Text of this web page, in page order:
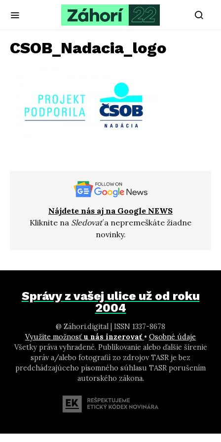
CSOB_Nadacia_logo
Nájdete nás aj na Google NEWS
Kliknite na Sledovaťa nepremeškáte žiadne
novinky.
Správy z vašej ulice už od roku
2004
@ Záhori.digital | ISSN 1337-8678
Využite možnosť u nás inzerovať • Osobné údaje
Všetky práva vyhradené. Publikovanie alebo ďalšie šírenie
správ a/alebo fotografií zo zdrojov TASR je bez
predchádzajúceho písomného súhlasu TASR porušením
autorského zákona.